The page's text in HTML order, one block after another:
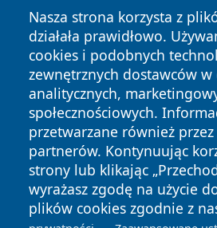
Nasza strona korzysta z
działała prawidłowo.
cookies i podobnych
zewnętrznych dostawców w
analitycznych,
społecznościowych.
przetwarzane również przez
partnerów. Kontynuując
strony lub klikając
wyrażasz zgodę na użycie
plików cookies zgodnie z
Copyright © 2026 wrotagrudziadza.pl
zastrzeżone.
News Autorzy
Polityka
Prywatności